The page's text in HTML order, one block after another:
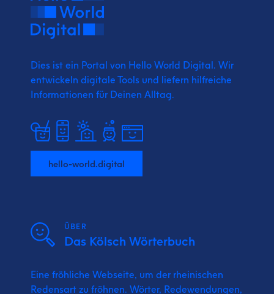
Dies ist ein Portal von Hello World Digital. Wir
entwickeln digitale Tools und liefern hilfreiche
Informationen für Deinen Alltag.
hello-world.digital
ÜBER
Das Kölsch Wörterbuch
Eine fröhliche Webseite, um der rheinischen
Redensart zu fröhnen. Wörter, Redewendungen,